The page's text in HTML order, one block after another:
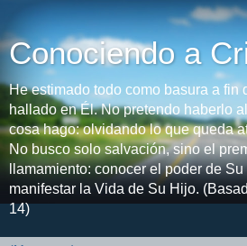
Conociendo a
He estimado todo como basura a fin
hallado en Él. No pretendo haberlo
cosa hago: olvidando lo que queda
No busco solo salvación, sino el
llamamiento: conocer el poder de
manifestar la Vida de Su Hijo.
14)